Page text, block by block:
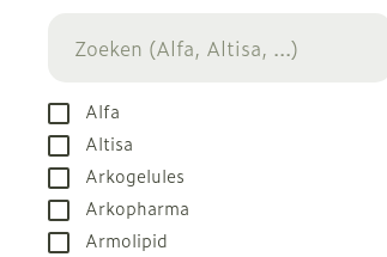
Alfa
Altisa
Arkogelules
Arkopharma
Armolipid